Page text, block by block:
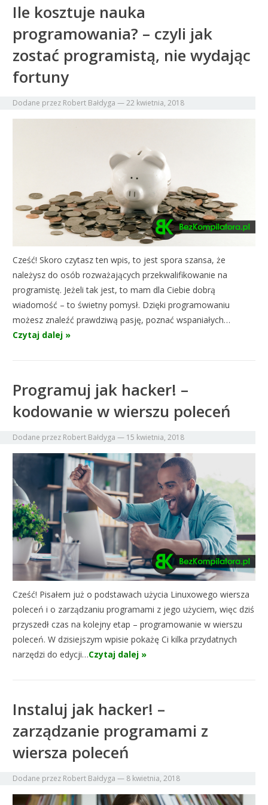
Ile kosztuje nauka
programowania? – czyli jak
zostać programistą, nie wydając
fortuny
Dodane przez Robert Bałdyga —22 kwietnia, 2018
Cześć! Skoro czytasz ten wpis, to jest spora szansa, że
należysz do osób rozważających przekwalifikowanie na
programistę. Jeżeli tak jest, to mam dla Ciebie dobrą
wiadomość – to świetny pomysł. Dzięki programowaniu
możesz znaleźć prawdziwą pasję, poznać wspaniałych…
Czytaj dalej »
Programuj jak hacker! –
kodowanie w wierszu poleceń
Dodane przez Robert Bałdyga — 15 kwietnia, 2018
Cześć! Pisałem już o podstawach użycia Linuxowego wiersza
poleceń i o zarządzaniu programami z jego użyciem, więc dziś
przyszedł czas na kolejny etap – programowanie w wierszu
poleceń. W dzisiejszym wpisie pokażę Ci kilka przydatnych
narzędzi do edycji…Czytaj dalej »
Instaluj jak hacker! –
zarządzanie programami z
wiersza poleceń
Dodane przez Robert Bałdyga — 8 kwietnia, 2018